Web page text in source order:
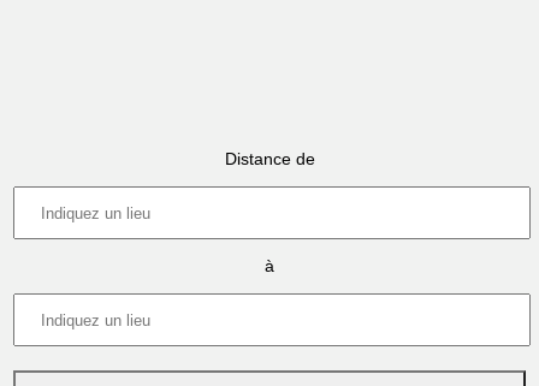
Distance de
à